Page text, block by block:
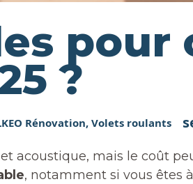
pour
?
Rénovation, Volets roulants
acoustique, mais le coût
, notamment si vous êtes